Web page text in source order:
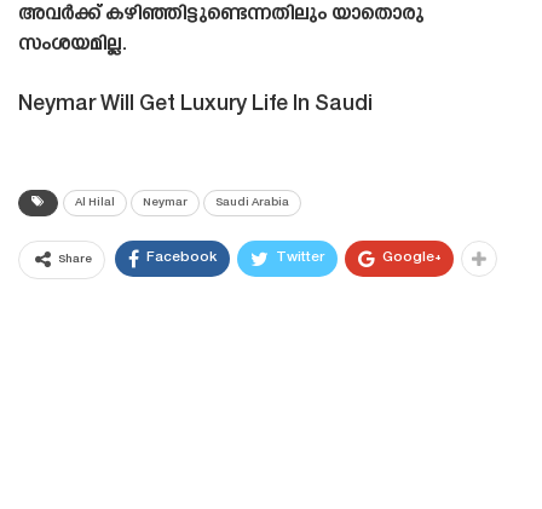
അവർക്ക് കഴിഞ്ഞിട്ടുണ്ടെന്നതിലും യാതൊരു
സംശയമില്ല.
Neymar Will Get Luxury Life In Saudi
Al Hilal Neymar Saudi Arabia
Share Facebook Twitter Google+